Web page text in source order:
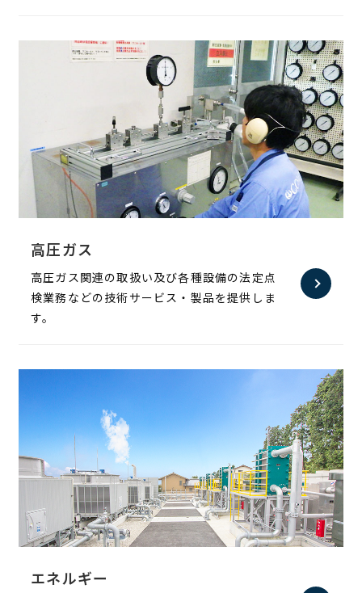
高圧ガス
高圧ガス関連の取扱い及び各種設備の法定点
検業務などの技術サービス・製品を提供しま
す。
エネルギー